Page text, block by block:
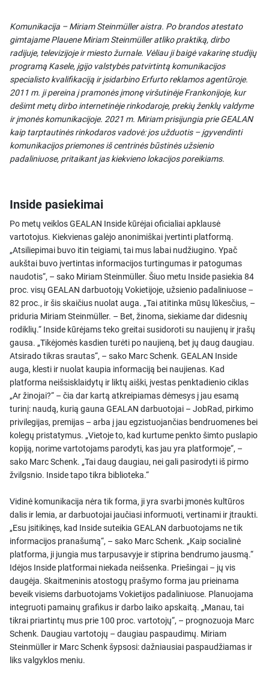
Komunikacija – Miriam Steinmüller aistra. Po brandos atestato
gimtajame Plauene Miriam Steinmüller atliko praktiką, dirbo
radijuje, televizijoje ir miesto žurnale. Vėliau ji baigė vakarinę studijų
programą Kasele, įgijo valstybės patvirtintą komunikacijos
specialisto kvalifikaciją ir įsidarbino Erfurto reklamos agentūroje.
2011 m. ji pereina į pramonės įmonę viršutinėje Frankonijoje, kur
dešimt metų dirbo internetinėje rinkodaroje, prekių ženklų valdyme
ir įmonės komunikacijoje. 2021 m. Miriam prisijungia prie GEALAN
kaip tarptautinės rinkodaros vadovė: jos užduotis – įgyvendinti
komunikacijos priemones iš centrinės būstinės užsienio
padaliniuose, pritaikant jas kiekvieno lokacijos poreikiams.
Inside pasiekimai
Po metų veiklos GEALAN Inside kūrėjai oficialiai apklausė
vartotojus. Kiekvienas galėjo anonimiškai įvertinti platformą.
„Atsiliepimai buvo itin teigiami, tai mus labai nudžiugino. Ypač
aukštai buvo įvertintas informacijos turtingumas ir patogumas
naudotis“, – sako Miriam Steinmüller. Šiuo metu Inside pasiekia 84
proc. visų GEALAN darbuotojų Vokietijoje, užsienio padaliniuose –
82 proc., ir šis skaičius nuolat auga. „Tai atitinka mūsų lūkesčius, –
priduria Miriam Steinmüller. – Bet, žinoma, siekiame dar didesnių
rodiklių.“ Inside kūrėjams teko greitai susidoroti su naujienų ir įrašų
gausa. „Tikėjomės kasdien turėti po naujieną, bet jų daug daugiau.
Atsirado tikras srautas“, – sako Marc Schenk. GEALAN Inside
auga, klesti ir nuolat kaupia informaciją bei naujienas. Kad
platforma neišsisklaidytų ir liktų aiški, įvestas penktadienio ciklas
„Ar žinojai?“ – čia dar kartą atkreipiamas dėmesys į jau esamą
turinį: naudą, kurią gauna GEALAN darbuotojai – JobRad, pirkimo
privilegijas, premijas – arba į jau egzistuojančias bendruomenes bei
kolegų pristatymus. „Vietoje to, kad kurtume penkto šimto puslapio
kopiją, norime vartotojams parodyti, kas jau yra platformoje“, –
sako Marc Schenk. „Tai daug daugiau, nei gali pasirodyti iš pirmo
žvilgsnio. Inside tapo tikra biblioteka.“
Vidinė komunikacija nėra tik forma, ji yra svarbi įmonės kultūros
dalis ir lemia, ar darbuotojai jaučiasi informuoti, vertinami ir įtraukti.
„Esu įsitikinęs, kad Inside suteikia GEALAN darbuotojams ne tik
informacijos pranašumą“, – sako Marc Schenk. „Kaip socialinė
platforma, ji jungia mus tarpusavyje ir stiprina bendrumo jausmą.“
Idėjos Inside platformai niekada neišsenka. Priešingai – jų vis
daugėja. Skaitmeninis atostogų prašymo forma jau prieinama
beveik visiems darbuotojams Vokietijos padaliniuose. Planuojama
integruoti pamainų grafikus ir darbo laiko apskaitą. „Manau, tai
tikrai priartintų mus prie 100 proc. vartotojų“, – prognozuoja Marc
Schenk. Daugiau vartotojų – daugiau paspaudimų. Miriam
Steinmüller ir Marc Schenk šypsosi: dažniausiai paspaudžiamas ir
liks valgyklos meniu.